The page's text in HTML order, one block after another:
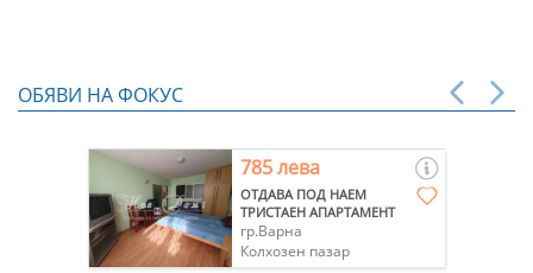
ОБЯВИ НА ФОКУС
785 лева
ОТДАВА ПОД НАЕМ
ТРИСТАЕН АПАРТАМЕНТ
гр.Варна
Колхозен пазар